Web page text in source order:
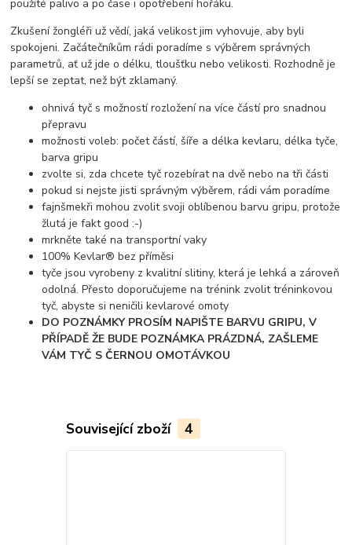
použité palivo a po čase i opotřebení hořáku.
Zkušení žongléři už vědí, jaká velikost jim vyhovuje, aby byli
spokojeni. Začátečníkům rádi poradíme s výběrem správných
parametrů, ať už jde o délku, tloušťku nebo velikosti. Rozhodně je
lepší se zeptat, než být zklamaný.
ohnivá tyč s možností rozložení na více částí pro snadnou
přepravu
možnosti voleb: počet částí, šíře a délka kevlaru, délka tyče,
barva gripu
zvolte si, zda chcete tyč rozebírat na dvě nebo na tři části
pokud si nejste jisti správným výběrem, rádi vám poradíme
fajnšmekři mohou zvolit svoji oblíbenou barvu gripu, protože
žlutá je fakt good :-)
mrkněte také na transportní vaky
100% Kevlar® bez příměsi
tyče jsou vyrobeny z kvalitní slitiny, která je lehká a zároveň
odolná. Přesto doporučujeme na trénink zvolit tréninkovou
tyč, abyste si neničili kevlarové omoty
DO POZNÁMKY PROSÍM NAPIŠTE BARVU GRIPU, V
PŘÍPADĚ ŽE BUDE POZNÁMKA PRÁZDNÁ, ZAŠLEME
VÁM TYČ S ČERNOU OMOTÁVKOU
Související zboží 4